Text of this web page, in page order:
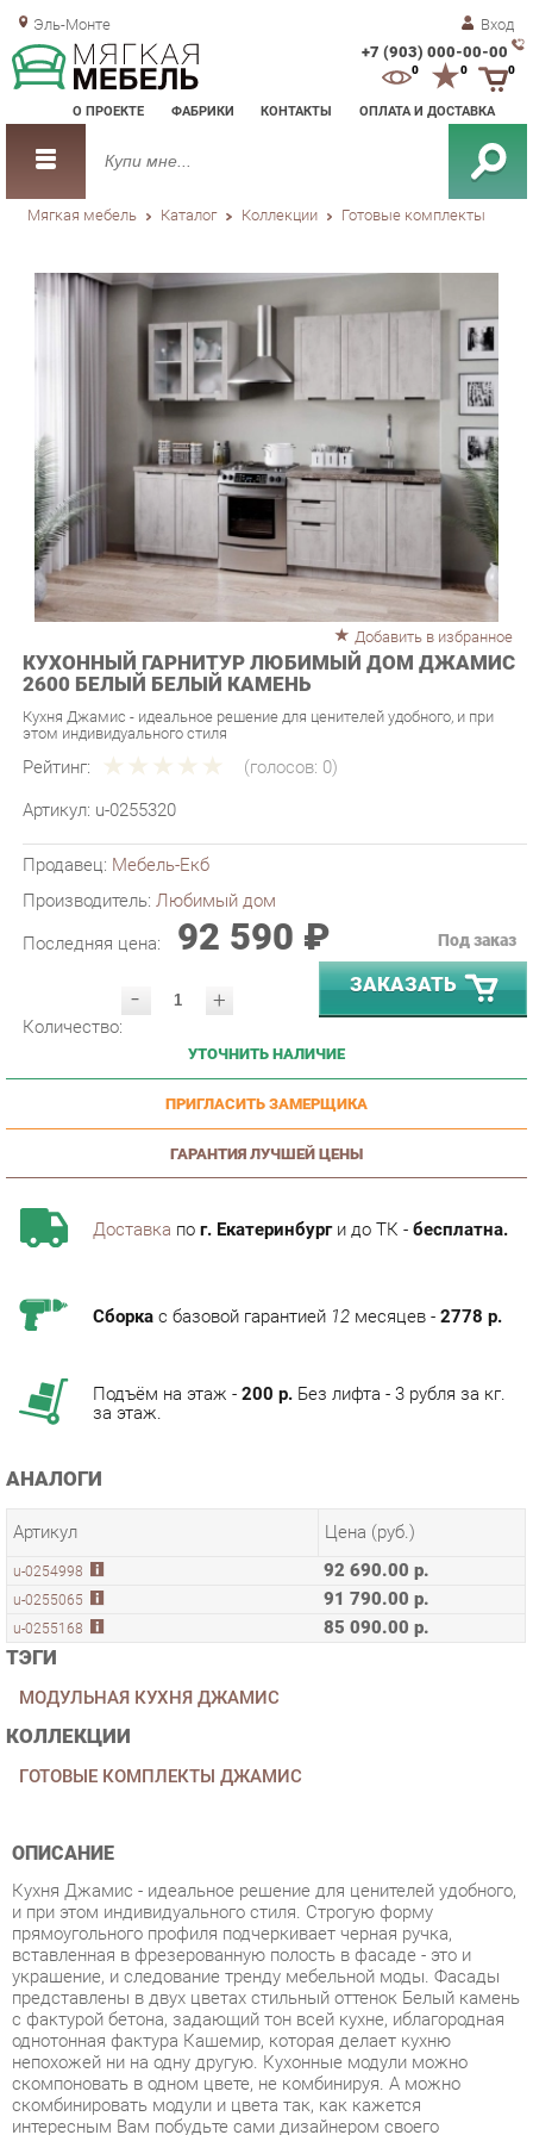
Эль-Монте Вход
+7 (903) 000-00-00
О ПРОЕКТЕ ФАБРИКИ КОНТАКТЫ ОПЛАТА И ДОСТАВКА
0 0
Мягкая мебель Каталог Коллекции Готовые комплекты
Добавить в избранное
КУХОННЫЙ ГАРНИТУР ЛЮБИМЫЙ ДОМ ДЖАМИС
2600 БЕЛЫЙ БЕЛЫЙ КАМЕНЬ
Кухня Джамис - идеальное решение для ценителей удобного, и при
Рейтинг:
Артикул: u-0255320
Производитель:Любимый дом
Последняя цена: 92 590 ₽
- ЗАКАЗАТЬ
УТОЧНИТЬ НАЛИЧИЕ
ПРИГЛАСИТЬ ЗАМЕРЩИКА
ГАРАНТИЯ ЛУЧШЕЙ ЦЕНЫ
Доставкапог. Екатеринбурги до ТК -бесплатна.
АНАЛОГИ
Артикул
u-0254998 92 690.00 р.
u-0255065 91 790.00 р.
u-0255168 85 090.00 р.
ТЭГИ
МОДУЛЬНАЯ КУХНЯ ДЖАМИС
КОЛЛЕКЦИИ
ГОТОВЫЕ КОМПЛЕКТЫ ДЖАМИС
ОПИСАНИЕ
прямоугольного профиля подчеркивает черная ручка,
украшение, и следование тренду мебельной моды. Фасады
представлены в двух цветах стильный оттенок Белый камень
с фактурой бетона, задающий тон всей кухне, иблагородная
однотонная фактура Кашемир, которая делает кухню
непохожей ни на одну другую. Кухонные модули можно
скомпоновать в одном цвете, не комбинируя. А можно
скомбинировать модули и цвета так, как кажется
интересным Вам побудьте сами дизайнером своего
интерьера - это интересно и в результате будет радовать
воплощением мечты. Вставки из стекла сатин делают кухню,
более легкой, а дизайн не стандартным. Благодаря широкому
модульному ряду кухни Джамис, можно обустроить каждый